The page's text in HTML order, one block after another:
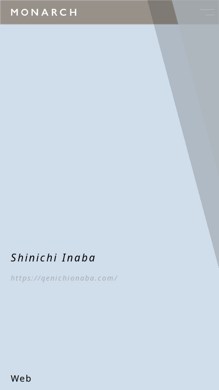
Shinichi Inaba
https://qenichionaba.com/
Web